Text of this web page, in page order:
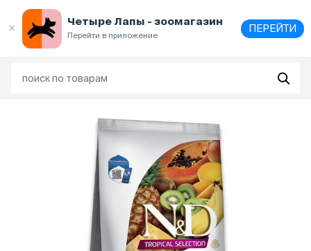
Четыре Лапы - зоомагазин
Перейти в приложение
ПЕРЕЙТИ